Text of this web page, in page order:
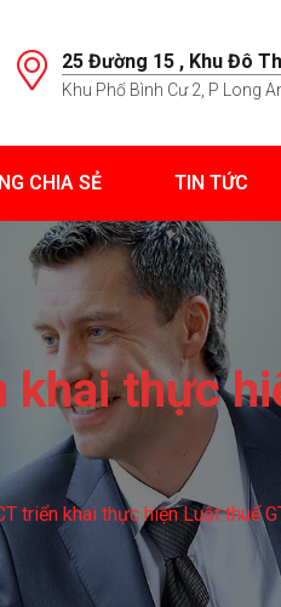
25 Đường 15 , Khu Đô
Khu Phố Bình Cư 2, P Long
CHIA SẺ TIN TỨC
khai thực
triển khai thực hiện Luật thuế